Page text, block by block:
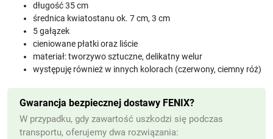
długość 35 cm
średnica kwiatostanu ok. 7 cm, 3 cm
5 gałązek
cieniowane płatki oraz liście
materiał: tworzywo sztuczne, delikatny welur
występuję również w innych kolorach (czerwony, ciemny róż)
Gwarancja bezpiecznej dostawy FENIX?
W przypadku, gdy zawartość uszkodzi się podczas
transportu, oferujemy dwa rozwiązania: